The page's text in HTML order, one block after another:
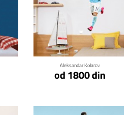
Aleksandar Kolarov
od 1800 din
Klikni za detalje